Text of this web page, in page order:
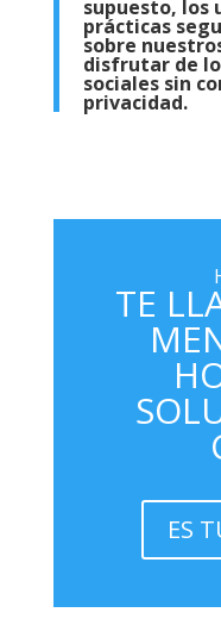
supuesto, los
prácticas
sobre
disfrutar de
sociales sin
privacidad.
TE
ES